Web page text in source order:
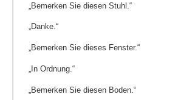
„Bemerken Sie diesen Stuhl.“
„Danke.“
„Bemerken Sie dieses Fenster.“
„In Ordnung.“
„Bemerken Sie diesen Boden.“